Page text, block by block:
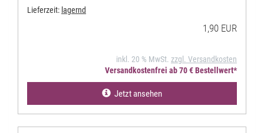
Lieferzeit: lagernd
1,90 EUR
inkl. 20 % MwSt. zzgl. Versandkosten
Versandkostenfrei ab 70 € Bestellwert*
Jetzt ansehen